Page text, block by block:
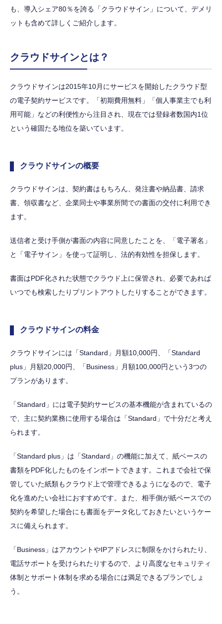
も、導入シェア80％を誇る「クラウドサイン」について、デメリ
ットも含めて詳しくご紹介します。
クラウドサインとは？
クラウドサインは2015年10月にサービスを開始したクラウド型
の電子契約サービスです。「初期費用無料」「個人事業主でも利
用可能」などの利便性から注目され、現在では登録者数国内1位
という確固たる地位を築いています。
クラウドサインの概要
クラウドサインは、契約書はもちろん、発注書や納品書、請求
書、領収書など、企業同士や事業所間での書面の交付に利用でき
ます。
送信者と受け手側が書面の内容に同意したことを、「電子署名」
と「電子サイン」を使って証明し、法的有効性を担保します。
書面はPDF化された状態でクラウド上に保管され、必要であれば
いつでも検索したりプリントアウトしたりすることができます。
クラウドサインの料金
クラウドサインには「Standard」月額10,000円、「Standard
plus」月額20,000円、「Business」月額100,000円という3つの
プランがあります。
「Standard」には電子契約サービスの基本機能が含まれているの
で、主に契約業務に使用する場合は「Standard」で十分だと考え
られます。
「Standard plus」は「Standard」の機能に加えて、紙ベースの
書類をPDF化したものをインポートできます。これまで会社で保
管していた紙類もクラウド上で管理できるようになるので、電子
化を進めたい会社におすすめです。また、相手側が紙ベースでの
契約を希望した場合にも書面をデータ化しておきたいというケー
スに備えられます。
「Business」はアカウントやIPアドレスに制限をかけられたり、
電話サポートを受けられたりするので、より高度なセキュリティ
体制とサポート体制を求める場合には満足できるプランでしょ
う。